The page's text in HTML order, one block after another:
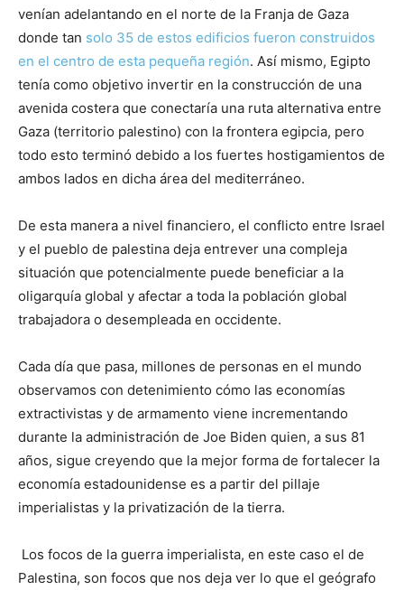
venían adelantando en el norte de la Franja de Gaza
donde tan solo 35 de estos edificios fueron construidos
en el centro de esta pequeña región. Así mismo, Egipto
tenía como objetivo invertir en la construcción de una
avenida costera que conectaría una ruta alternativa entre
Gaza (territorio palestino) con la frontera egipcia, pero
todo esto terminó debido a los fuertes hostigamientos de
ambos lados en dicha área del mediterráneo.
De esta manera a nivel financiero, el conflicto entre Israel
y el pueblo de palestina deja entrever una compleja
situación que potencialmente puede beneficiar a la
oligarquía global y afectar a toda la población global
trabajadora o desempleada en occidente.
Cada día que pasa, millones de personas en el mundo
observamos con detenimiento cómo las economías
extractivistas y de armamento viene incrementando
durante la administración de Joe Biden quien, a sus 81
años, sigue creyendo que la mejor forma de fortalecer la
economía estadounidense es a partir del pillaje
imperialistas y la privatización de la tierra.
Los focos de la guerra imperialista, en este caso el de
Palestina, son focos que nos deja ver lo que el geógrafo